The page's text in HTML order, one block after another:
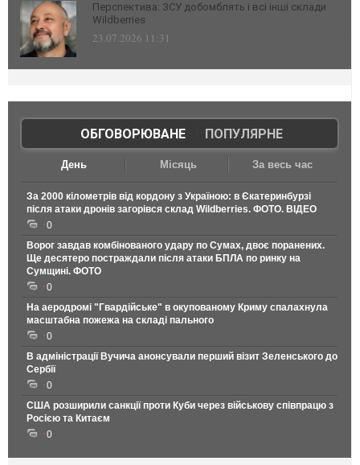
Перспектива: ЗСУ добомблять і всі інші склади
Wildberries
23.07.2026 11:31
ОБГОВОРЮВАНЕ| ПОПУЛЯРНЕ
День Місяць За весь час
За 2000 кілометрів від кордону з Україною: в Єкатеринбурзі
після атаки дронів загорівся склад Wildberries. ФОТО. ВІДЕО
0
Ворог завдав комбінованого удару по Сумах, двоє поранених.
Ще десятеро постраждали після атаки БПЛА по ринку на
Сумщині. ФОТО
0
На аеродромі "Гвардійське" в окупованому Криму спалахнула
масштабна пожежа на складі пального
0
В адміністрації Вучича анонсували перший візит Зеленського до
Сербії
0
США розширили санкції проти Куби через військову співпрацю з
Росією та Китаєм
0